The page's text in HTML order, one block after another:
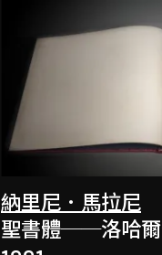
納里尼．馬拉尼
聖書體──洛哈